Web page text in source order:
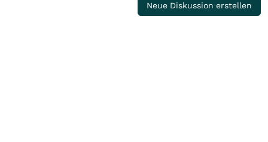
Neue Diskussion erstellen